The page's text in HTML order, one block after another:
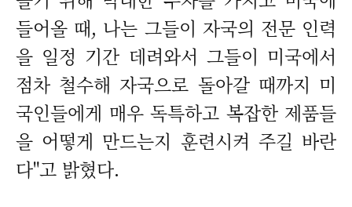
들어올 때, 나는 그들이 자국의 전문 인력
을 일정 기간 데려와서 그들이 미국에서
점차 철수해 자국으로 돌아갈 때까지 미
국인들에게 매우 독특하고 복잡한 제품들
을 어떻게 만드는지 훈련시켜 주길 바란
다"고 밝혔다.